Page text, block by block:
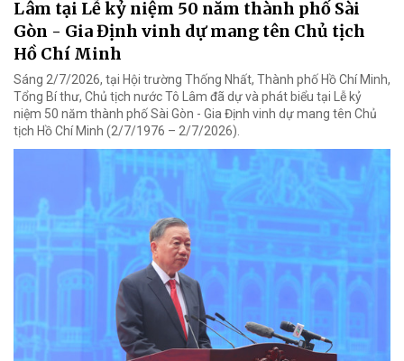
Lâm tại Lễ kỷ niệm 50 năm thành phố Sài
Gòn - Gia Định vinh dự mang tên Chủ tịch
Hồ Chí Minh
Sáng 2/7/2026, tại Hội trường Thống Nhất, Thành phố Hồ Chí Minh,
Tổng Bí thư, Chủ tịch nước Tô Lâm đã dự và phát biểu tại Lễ kỷ
niệm 50 năm thành phố Sài Gòn - Gia Định vinh dự mang tên Chủ
tịch Hồ Chí Minh (2/7/1976 – 2/7/2026).